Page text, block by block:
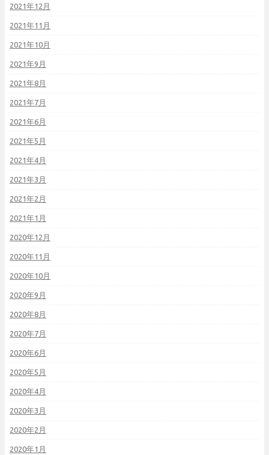
2021年12月
2021年11月
2021年10月
2021年9月
2021年8月
2021年7月
2021年6月
2021年5月
2021年4月
2021年3月
2021年2月
2021年1月
2020年12月
2020年11月
2020年10月
2020年9月
2020年8月
2020年7月
2020年6月
2020年5月
2020年4月
2020年3月
2020年2月
2020年1月